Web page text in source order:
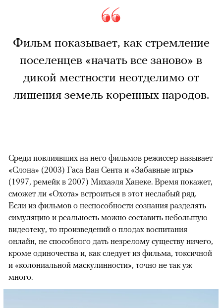
Фильм показывает, как стремление
поселенцев «начать все заново» в
дикой местности неотделимо от
лишения земель коренных народов.
Среди повлиявших на него фильмов режиссер называет
«Слона» (2003) Гаса Ван Сента и «Забавные игры»
(1997, ремейк в 2007) Михаэля Ханеке. Время покажет,
сможет ли «Охота» встроиться в этот неслабый ряд.
Если из фильмов о неспособности сознания разделять
симуляцию и реальность можно составить небольшую
видеотеку, то произведений о плодах воспитания
онлайн, не способного дать незрелому существу ничего,
кроме одиночества и, как следует из фильма, токсичной
и «колониальной маскулинности», точно не так уж
много.